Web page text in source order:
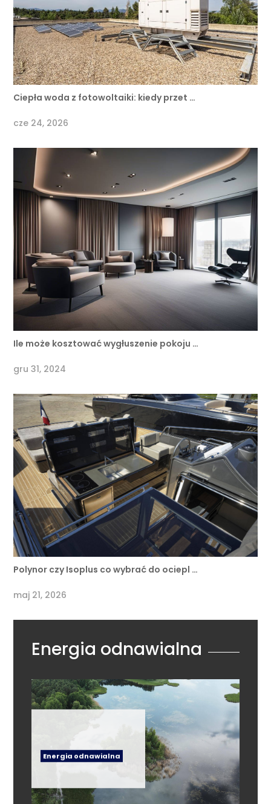
Ciepła woda z fotowoltaiki: kiedy przet …
cze 24, 2026
Ile może kosztować wygłuszenie pokoju …
gru 31, 2024
Polynor czy Isoplus co wybrać do ociepl …
maj 21, 2026
Energia odnawialna
Energia odnawialna